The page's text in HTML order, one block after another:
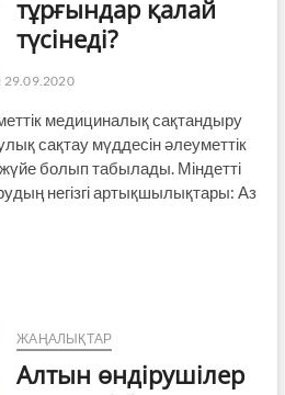
тұрғындар қалай
түсінеді?
29.09.2020
медицина­лық сақтандыру
сақтау мүддесін әлеуметтік
болып табылады. Міндетті
негізгі артықшылықтары: Аз
ЖАҢАЛЫҚТАР
Алтын өндірушілер